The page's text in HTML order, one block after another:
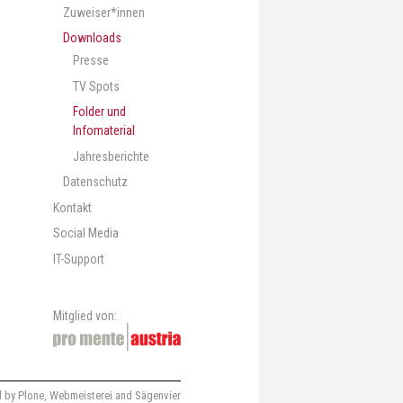
Zuweiser*innen
Downloads
Presse
TV Spots
Folder und
Infomaterial
Jahresberichte
Datenschutz
Kontakt
Social Media
IT-Support
Mitglied von:
by Plone Webmeisterei and Sägenvier